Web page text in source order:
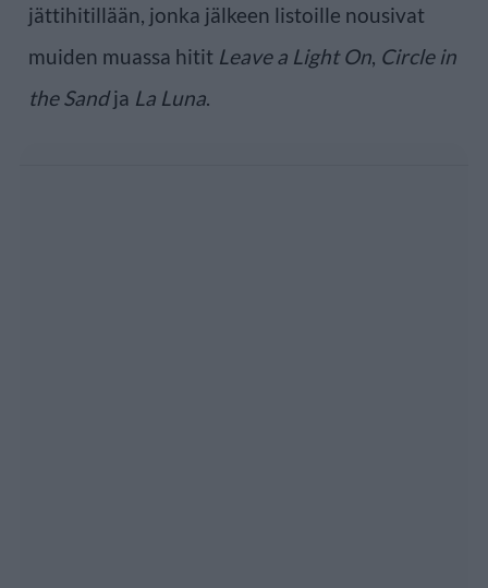
jättihitillään, jonka jälkeen listoille nousivat
muiden muassa hitit Leave a Light On, Circle in
the Sandja La Luna.